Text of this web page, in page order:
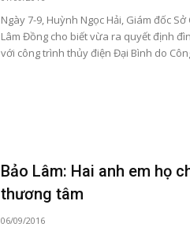
Ngày 7-9, Huỳnh Ngọc Hải, Giám đốc
Lâm Đồng cho biết vừa ra quyết định
với công trình thủy điện Đại Bình do
Bảo Lâm: Hai anh em họ
thương tâm
06/09/2016